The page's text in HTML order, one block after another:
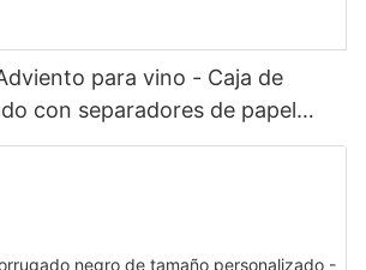
para vino - Caja de
con separadores de papel
minibotellas y viales -